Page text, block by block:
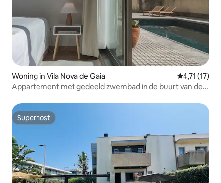
Woning in Vila Nova de Gaia Gemiddelde
4,71 (17)
Appartement met gedeeld zwembad in de buurt van de
Superhost
Superhost